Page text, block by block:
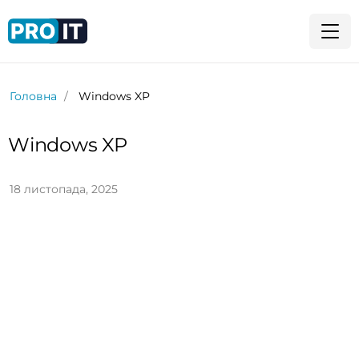
Головна Windows XP
Windows XP
18 листопада, 2025